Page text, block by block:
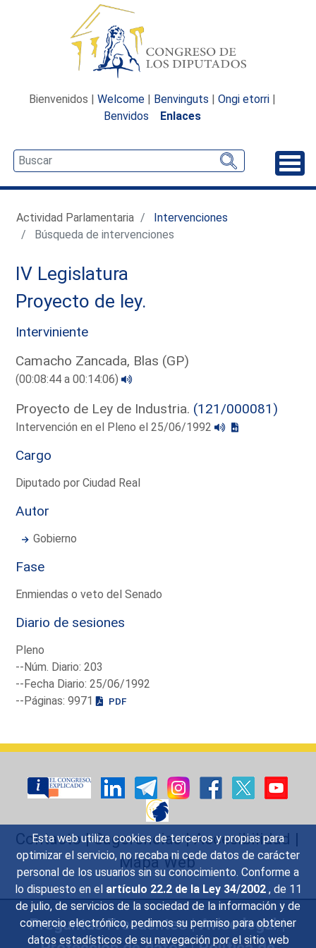
Esta web utiliza cookies de terceros y propias para
optimizar el servicio, no recaba ni cede datos de carácter
personal de los usuarios sin su conocimiento. Conforme a
lo dispuesto en el artículo 22.2 de la Ley 34/2002 , de 11
de julio, de servicios de la sociedad de la información y de
comercio electrónico, pedimos su permiso para obtener
datos estadísticos de su navegación por el sitio web
Bienvenidos | Welcome | Benvinguts | Ongi etorri |
Benvidos
Enlaces
Actividad Parlamentaria
Intervenciones
Búsqueda de intervenciones
IV Legislatura
Proyecto de ley.
Interviniente
Camacho Zancada, Blas (GP)
(00:08:44 a 00:14:06)
Proyecto de Ley de Industria. (121/000081)
Intervención en el Pleno el 25/06/1992
Cargo
Diputado por Ciudad Real
Autor
Gobierno
Fase
Enmiendas o veto del Senado
Diario de sesiones
Pleno
--Núm. Diario: 203
--Fecha Diario: 25/06/1992
--Páginas: 9971
PDF
Contacto|Sugerencias|Accesibilidad |
Mapa Web
Preguntas Frecuentes|Aviso legal|